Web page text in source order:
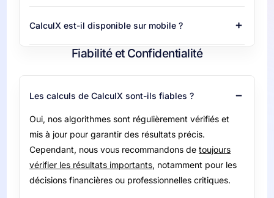
CalculX est-il disponible sur mobile ?
Fiabilité et Confidentialité
Les calculs de CalculX sont-ils fiables ?
Oui, nos algorithmes sont régulièrement vérifiés et
mis à jour pour garantir des résultats précis.
Cependant, nous vous recommandons detoujours
vérifier les résultats importants , notamment pour les
décisions financières ou professionnelles critiques.